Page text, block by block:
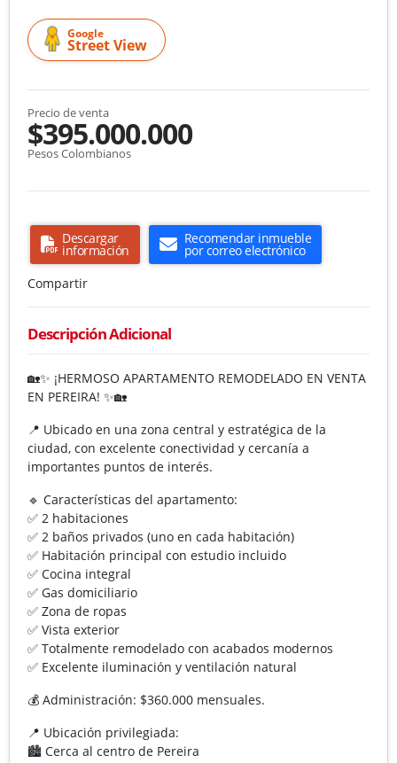
Google
Street View
Precio de venta
$395.000.000
Pesos Colombianos
Descargar
información
Recomendar inmueble
por correo electrónico
Compartir
Descripción Adicional
🏡✨ ¡HERMOSO APARTAMENTO REMODELADO EN VENTA
EN PEREIRA! ✨🏡
📍 Ubicado en una zona central y estratégica de la
ciudad, con excelente conectividad y cercanía a
importantes puntos de interés.
🔹 Características del apartamento:
✅ 2 habitaciones
✅ 2 baños privados (uno en cada habitación)
✅ Habitación principal con estudio incluido
✅ Cocina integral
✅ Gas domiciliario
✅ Zona de ropas
✅ Vista exterior
✅ Totalmente remodelado con acabados modernos
✅ Excelente iluminación y ventilación natural
💰 Administración: $360.000 mensuales.
📍 Ubicación privilegiada:
🏙️ Cerca al centro de Pereira